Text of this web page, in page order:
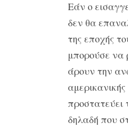
Εάν ο
δεν θα
της εποχής
μπορούσε να
άρουν την
προστατεύει
δηλαδή που